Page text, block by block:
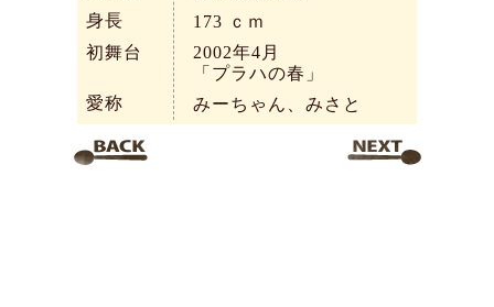
身長
173 ｃｍ
初舞台
2002年4月
「プラハの春」
愛称
みーちゃん、みさと